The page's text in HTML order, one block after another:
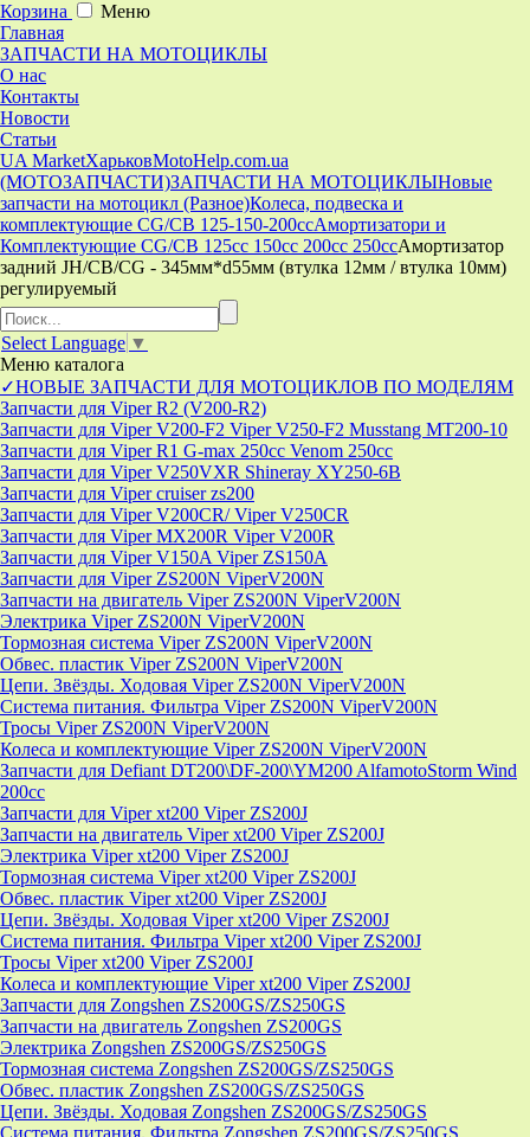
Корзина
Меню
Главная
ЗАПЧАСТИ НА МОТОЦИКЛЫ
О нас
Контакты
Новости
Статьи
UA MarketХарьковMotoHelp.com.ua
(МОТОЗАПЧАСТИ)ЗАПЧАСТИ НА МОТОЦИКЛЫНовые
запчасти на мотоцикл (Разное)Колеса, подвеска и
комплектующие CG/CB 125-150-200ccАмортизатори и
Комплектующие CG/CB 125cc 150cc 200cc 250ccАмортизатор
задний JH/CB/CG - 345мм*d55мм (втулка 12мм / втулка 10мм)
регулируемый
Select Language ▼
Меню каталога
✓НОВЫЕ ЗАПЧАСТИ ДЛЯ МОТОЦИКЛОВ ПО МОДЕЛЯМ
Запчасти для Viper R2 (V200-R2)
Запчасти для Viper V200-F2 Viper V250-F2 Musstang MT200-10
Запчасти для Viper R1 G-max 250cc Venom 250cc
Запчасти для Viper V250VXR Shineray XY250-6B
Запчасти для Viper cruiser zs200
Запчасти для Viper V200CR/ Viper V250CR
Запчасти для Viper MX200R Viper V200R
Запчасти для Viper V150A Viper ZS150A
Запчасти для Viper ZS200N ViperV200N
Запчасти на двигатель Viper ZS200N ViperV200N
Электрика Viper ZS200N ViperV200N
Тормозная система Viper ZS200N ViperV200N
Обвес. пластик Viper ZS200N ViperV200N
Цепи. Звёзды. Ходовая Viper ZS200N ViperV200N
Система питания. Фильтра Viper ZS200N ViperV200N
Тросы Viper ZS200N ViperV200N
Колеса и комплектующие Viper ZS200N ViperV200N
Запчасти для Defiant DT200\DF-200\YM200 AlfamotoStorm Wind
200cc
Запчасти для Viper xt200 Viper ZS200J
Запчасти на двигатель Viper xt200 Viper ZS200J
Электрика Viper xt200 Viper ZS200J
Тормозная система Viper xt200 Viper ZS200J
Обвес. пластик Viper xt200 Viper ZS200J
Цепи. Звёзды. Ходовая Viper xt200 Viper ZS200J
Система питания. Фильтра Viper xt200 Viper ZS200J
Тросы Viper xt200 Viper ZS200J
Колеса и комплектующие Viper xt200 Viper ZS200J
Запчасти для Zongshen ZS200GS/ZS250GS
Запчасти на двигатель Zongshen ZS200GS
Электрика Zongshen ZS200GS/ZS250GS
Тормозная система Zongshen ZS200GS/ZS250GS
Обвес. пластик Zongshen ZS200GS/ZS250GS
Цепи. Звёзды. Ходовая Zongshen ZS200GS/ZS250GS